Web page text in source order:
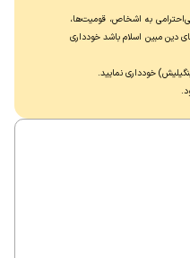
به اشخاص، قومیت‌ها،
دین مبین اسلام باشد خودداری
خودداری نماييد.